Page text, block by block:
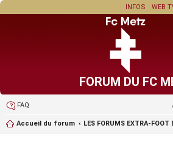
WEB
INFOS
FORUM DU FC
FAQ
Accueil du forum LES FORUMS EXTRA-FOOT